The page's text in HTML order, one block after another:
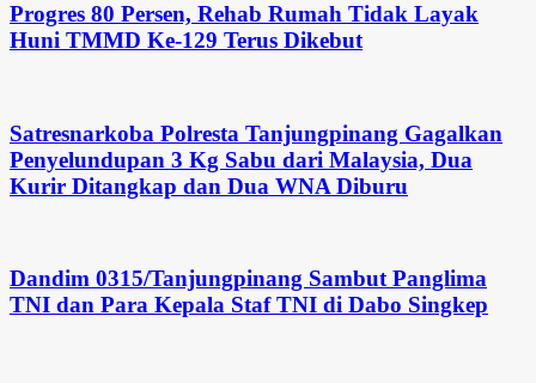
Progres 80 Persen, Rehab Rumah Tidak Layak
Huni TMMD Ke-129 Terus Dikebut
Satresnarkoba Polresta Tanjungpinang Gagalkan
Penyelundupan 3 Kg Sabu dari Malaysia, Dua
Kurir Ditangkap dan Dua WNA Diburu
Dandim 0315/Tanjungpinang Sambut Panglima
TNI dan Para Kepala Staf TNI di Dabo Singkep